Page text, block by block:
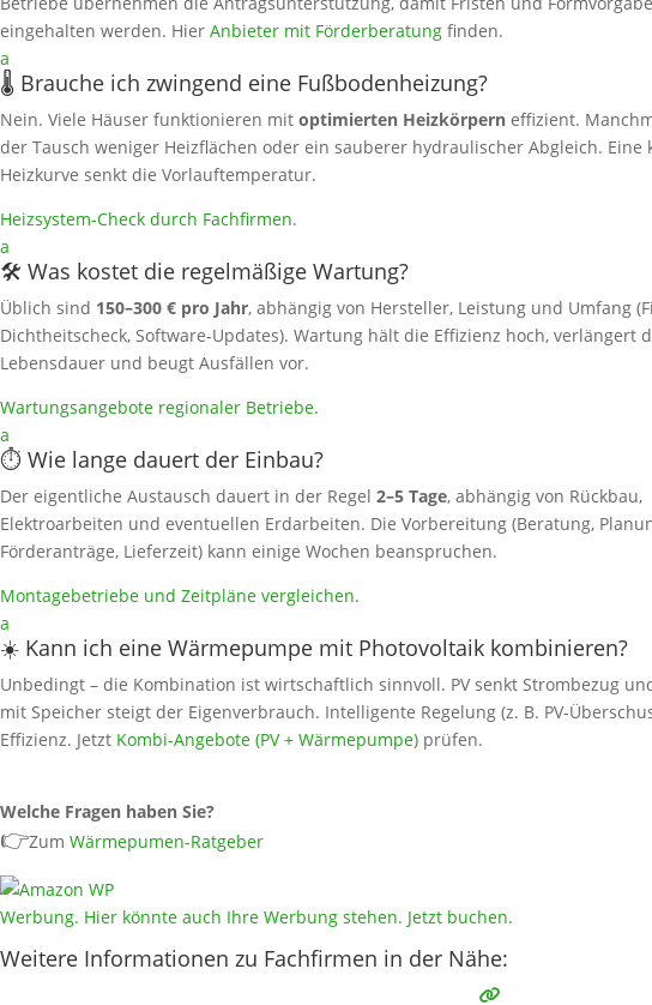
eingehalten werden. Hier Anbieter mit Förderberatung finden.
a
🌡️ Brauche ich zwingend eine Fußbodenheizung?
Nein. Viele Häuser funktionieren mit optimierten Heizkörpern effizient.
der Tausch weniger Heizflächen oder ein sauberer hydraulischer Abgleich. Eine
Heizkurve senkt die Vorlauftemperatur.
Heizsystem‑Check durch Fachfirmen.
a
🛠️ Was kostet die regelmäßige Wartung?
Üblich sind 150–300 € pro Jahr, abhängig von Hersteller, Leistung und Umfang
Dichtheitscheck, Software‑Updates). Wartung hält die Effizienz hoch, verlängert
Lebensdauer und beugt Ausfällen vor.
Wartungsangebote regionaler Betriebe.
a
⏱️ Wie lange dauert der Einbau?
Der eigentliche Austausch dauert in der Regel 2–5 Tage, abhängig von Rückbau,
Elektroarbeiten und eventuellen Erdarbeiten. Die Vorbereitung (Beratung,
Förderanträge, Lieferzeit) kann einige Wochen beanspruchen.
Montagebetriebe und Zeitpläne vergleichen.
a
☀️ Kann ich eine Wärmepumpe mit Photovoltaik kombinieren?
Unbedingt – die Kombination ist wirtschaftlich sinnvoll. PV senkt Strombezug
mit Speicher steigt der Eigenverbrauch. Intelligente Regelung (z. B.
Effizienz. Jetzt Kombi‑Angebote (PV + Wärmepumpe) prüfen.
Welche Fragen haben Sie?
👉Zum Wärmepumen-Ratgeber
Werbung. Hier könnte auch Ihre Werbung stehen. Jetzt buchen.
Weitere Informationen zu Fachfirmen in der Nähe: